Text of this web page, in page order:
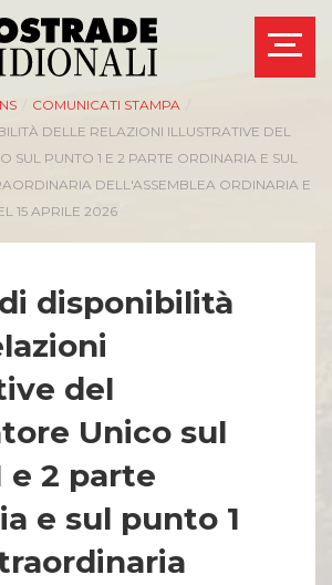
COMUNICATI STAMPA
DELLE RELAZIONI ILLUSTRATIVE DEL
SUL PUNTO 1 E 2 PARTE ORDINARIA E SUL
DELL'ASSEMBLEA ORDINARIA E
15 APRILE 2026
disponibilità
del
Unico sul
e 2 parte
e sul punto 1